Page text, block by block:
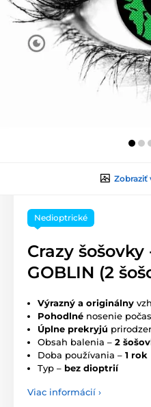
Zobraziť
Nedioptrické
Crazy
GOBLIN (2
Výrazný a originálny
Pohodlné nosenie
Úplne prekryjú
Obsah balenia – 2
Doba používania – 1 rok
Typ – bez dioptrií
Viac informácií ›